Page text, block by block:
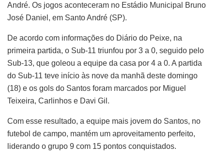
André. Os jogos aconteceram no Estádio Municipal Bruno
José Daniel, em Santo André (SP).
De acordo com informações do Diário do Peixe, na
primeira partida, o Sub-11 triunfou por 3 a 0, seguido pelo
Sub-13, que goleou a equipe da casa por 4 a 0. A partida
do Sub-11 teve início às nove da manhã deste domingo
(18) e os gols do Santos foram marcados por Miguel
Teixeira, Carlinhos e Davi Gil.
Com esse resultado, a equipe mais jovem do Santos, no
futebol de campo, mantém um aproveitamento perfeito,
liderando o grupo 9 com 15 pontos conquistados.